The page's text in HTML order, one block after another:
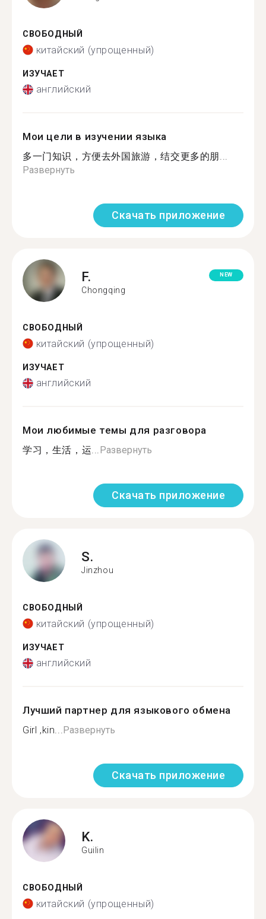
СВОБОДНЫЙ
китайский (упрощенный)
ИЗУЧАЕТ
английский
Мои цели в изучении языка
多一门知识，方便去外国旅游，结交更多的朋...
Развернуть
Скачать приложение
F.
Chongqing
NEW
СВОБОДНЫЙ
китайский (упрощенный)
ИЗУЧАЕТ
английский
Мои любимые темы для разговора
学习，生活，运...Развернуть
Скачать приложение
S.
Jinzhou
СВОБОДНЫЙ
китайский (упрощенный)
ИЗУЧАЕТ
английский
Лучший партнер для языкового обмена
Girl ,kin...Развернуть
Скачать приложение
K.
Guilin
СВОБОДНЫЙ
китайский (упрощенный)